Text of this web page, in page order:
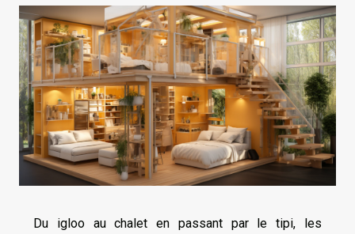
Du igloo au chalet en passant par le tipi, les